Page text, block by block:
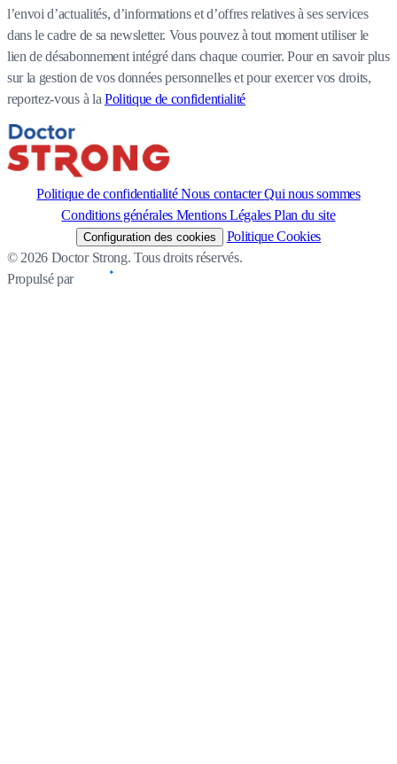
l’envoi d’actualités, d’informations et d’offres relatives à ses services
dans le cadre de sa newsletter. Vous pouvez à tout moment utiliser le
lien de désabonnement intégré dans chaque courrier. Pour en savoir plus
sur la gestion de vos données personnelles et pour exercer vos droits,
reportez-vous à la Politique de confidentialité
Politique de confidentialité Nous contacter Qui nous sommes
Conditions générales Mentions Légales Plan du site
Configuration des cookies
Politique Cookies
© 2026 Doctor Strong. Tous droits réservés.
Propulsé par